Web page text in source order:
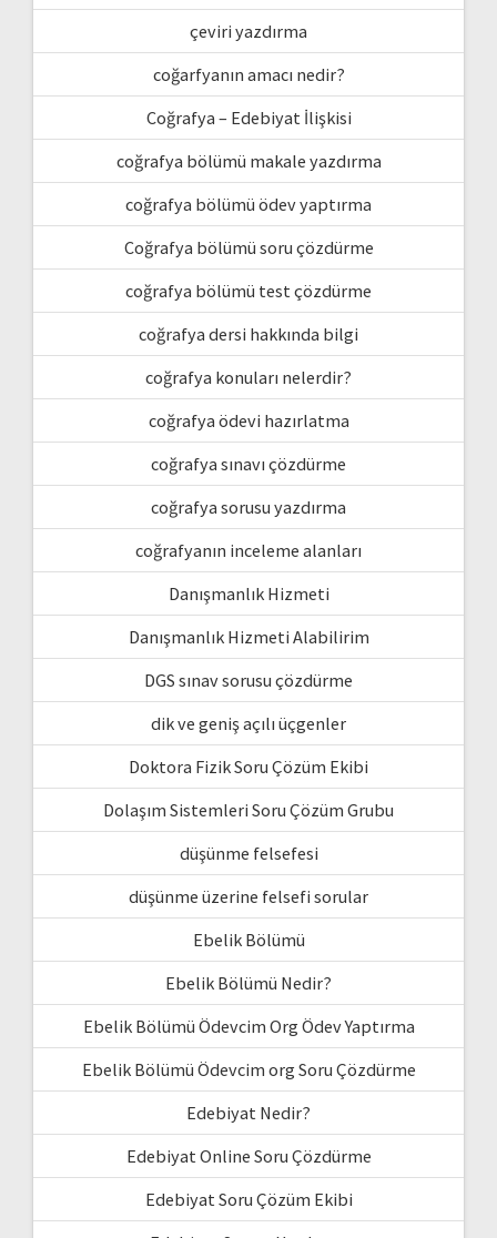
çeviri yazdırma
coğarfyanın amacı nedir?
Coğrafya – Edebiyat İlişkisi
coğrafya bölümü makale yazdırma
coğrafya bölümü ödev yaptırma
Coğrafya bölümü soru çözdürme
coğrafya bölümü test çözdürme
coğrafya dersi hakkında bilgi
coğrafya konuları nelerdir?
coğrafya ödevi hazırlatma
coğrafya sınavı çözdürme
coğrafya sorusu yazdırma
coğrafyanın inceleme alanları
Danışmanlık Hizmeti
Danışmanlık Hizmeti Alabilirim
DGS sınav sorusu çözdürme
dik ve geniş açılı üçgenler
Doktora Fizik Soru Çözüm Ekibi
Dolaşım Sistemleri Soru Çözüm Grubu
düşünme felsefesi
düşünme üzerine felsefi sorular
Ebelik Bölümü
Ebelik Bölümü Nedir?
Ebelik Bölümü Ödevcim Org Ödev Yaptırma
Ebelik Bölümü Ödevcim org Soru Çözdürme
Edebiyat Nedir?
Edebiyat Online Soru Çözdürme
Edebiyat Soru Çözüm Ekibi